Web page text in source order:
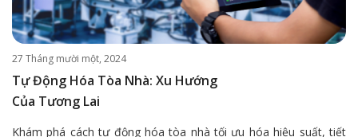
27 Tháng mười một, 2024
Tự Động Hóa Tòa Nhà: Xu Hướng
Của Tương Lai
Khám phá cách tự động hóa tòa nhà tối ưu hóa hiệu suất, tiết